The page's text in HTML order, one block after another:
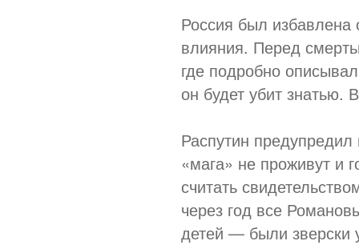
Россия был избавлена
влияния. Перед
где подробно
он будет убит знатью.
Распутин
«мага» не проживут и
считать
через год все
детей — были зверски